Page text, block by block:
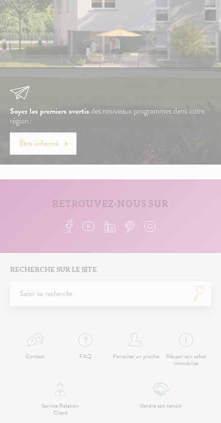
Soyez les premiers avertisdes nouveaux programmes dans votre
région :
Être informé
RETROUVEZ-NOUS SUR
RECHERCHE SUR LE SITE
Contact FAQ Parrainer un proche Réussir son achat
immobilier
Service Relation
Client
Vendre son terrain